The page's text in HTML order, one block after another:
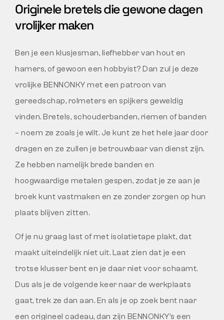
Originele bretels die gewone dagen
vrolijker maken
Ben je een klusjesman, liefhebber van hout en
hamers, of gewoon een hobbyist? Dan zul je deze
vrolijke BENNONKY met een patroon van
gereedschap, rolmeters en spijkers geweldig
vinden. Bretels, schouderbanden, riemen of banden
– noem ze zoals je wilt. Je kunt ze het hele jaar door
dragen en ze zullen je betrouwbaar van dienst zijn.
Ze hebben namelijk brede banden en
hoogwaardige metalen gespen, zodat je ze aan je
broek kunt vastmaken en ze zonder zorgen op hun
plaats blijven zitten.
Of je nu graag last of met isolatietape plakt, dat
maakt uiteindelijk niet uit. Laat zien dat je een
trotse klusser bent en je daar niet voor schaamt.
Dus als je de volgende keer naar de werkplaats
gaat, trek ze dan aan. En als je op zoek bent naar
een origineel cadeau, dan zijn BENNONKY’s een